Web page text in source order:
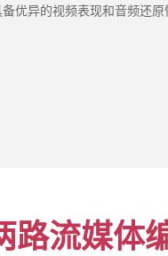
优异的视频表现和音频还原
路流媒体